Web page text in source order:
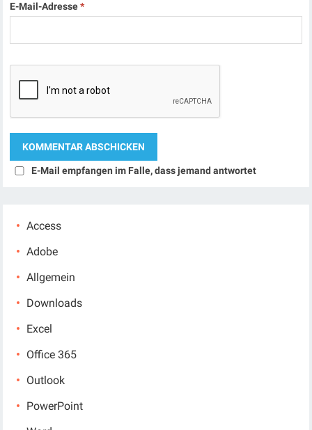
E-Mail-Adresse*
E-Mail empfangen im Falle, dass jemand antwortet
Access
Adobe
Allgemein
Downloads
Excel
Office 365
Outlook
PowerPoint